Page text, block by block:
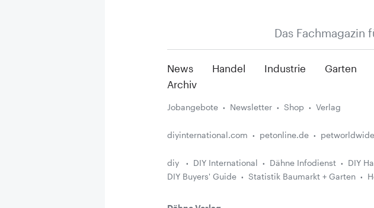
Das Fachmagazin
News Handel Industrie Garten
Archiv
Jobangebote Newsletter Shop Verlag
diyinternational.com petonline.de
diy DIY International Dähne Infodienst DIY
DIY Buyers' Guide
Statistik Baumarkt + Garten